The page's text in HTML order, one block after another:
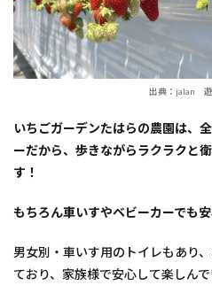
出典：jalan
いちごガーデンたはらの農園は、
ーだから、歩きながらラクラクと
す！
もちろん車いすやベビーカーでも安
男女別・車いす用のトイレもあり
ており、家族様で安心して楽しんで